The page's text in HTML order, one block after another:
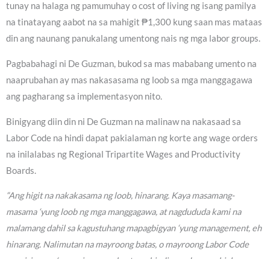
tunay na halaga ng pamumuhay o cost of living ng isang pamilya
na tinatayang aabot na sa mahigit ₱1,300 kung saan mas mataas
din ang naunang panukalang umentong nais ng mga labor groups.
Pagbabahagi ni De Guzman, bukod sa mas mababang umento na
naaprubahan ay mas nakasasama ng loob sa mga manggagawa
ang pagharang sa implementasyon nito.
Binigyang diin din ni De Guzman na malinaw na nakasaad sa
Labor Code na hindi dapat pakialaman ng korte ang wage orders
na inilalabas ng Regional Tripartite Wages and Productivity
Boards.
“Ang higit na nakakasama ng loob, hinarang. Kaya masamang-
masama ‘yung loob ng mga manggagawa, at nagdududa kami na
malamang dahil sa kagustuhang mapagbigyan ‘yung management, eh
hinarang. Nalimutan na mayroong batas, o mayroong Labor Code